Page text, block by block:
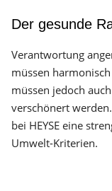
Der gesunde
Verantwortung
müssen
müssen jedoch
verschönert
bei HEYSE eine
Umwelt-Kriterien.